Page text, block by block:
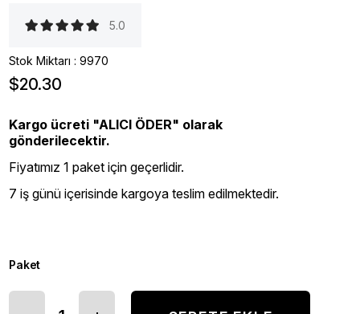
5.0
Stok Miktarı : 9970
$20.30
Kargo ücreti "ALICI ÖDER" olarak
gönderilecektir.
Fiyatımız 1 paket için geçerlidir.
7 iş günü içerisinde kargoya teslim edilmektedir.
Paket